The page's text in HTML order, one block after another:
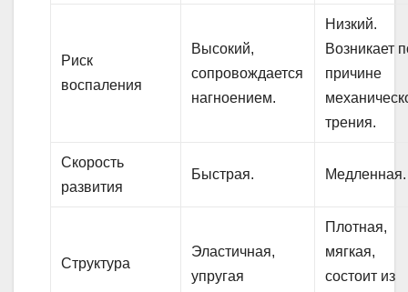
Риск
воспаления
Высокий,
сопровождается
нагноением.
Низкий.
Возникает
причине
трения.
Скорость
развития
Быстрая. Медленная.
Структура
Эластичная,
упругая
Плотная,
мягкая,
состоит из